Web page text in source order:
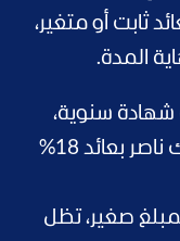
ثابت أو متغير،
المدة.
شهادة سنوية،
تتقدم شهادة "سند" من بنك ناصر بعائد 18%
صغير، تظل